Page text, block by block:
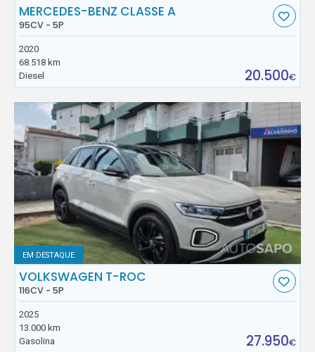
MERCEDES-BENZ CLASSE A
95CV - 5P
2020
68.518 km
Diesel
20.500€
EM DESTAQUE
VOLKSWAGEN T-ROC
116CV - 5P
2025
13.000 km
Gasolina
27.950€